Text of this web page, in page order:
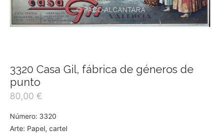
3320 Casa Gil, fábrica de géneros de
punto
80,00 €
Número: 3320
Arte: Papel, cartel